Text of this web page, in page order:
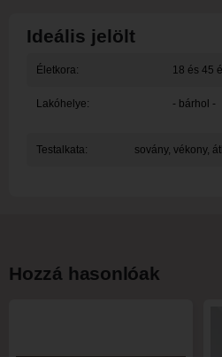
Ideális jelölt
Életkora: 18 és 45
Lakóhelye: - bárhol -
Testalkata: sovány, vékony,
Hozzá hasonlóak